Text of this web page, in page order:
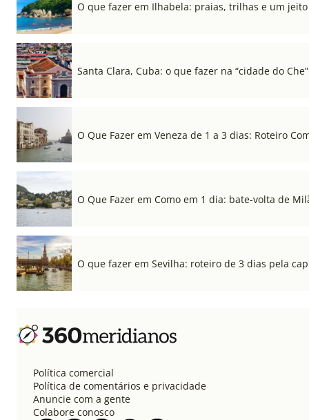
O que fazer em Ilhabela: praias, trilhas e um
Santa Clara, Cuba: o que fazer na “cidade do Che”
O Que Fazer em Veneza de 1 a 3 dias: Roteiro
O Que Fazer em Como em 1 dia: bate-volta de
O que fazer em Sevilha: roteiro de 3 dias pela
Política comercial
Política de comentários e privacidade
Anuncie com a gente
Colabore conosco